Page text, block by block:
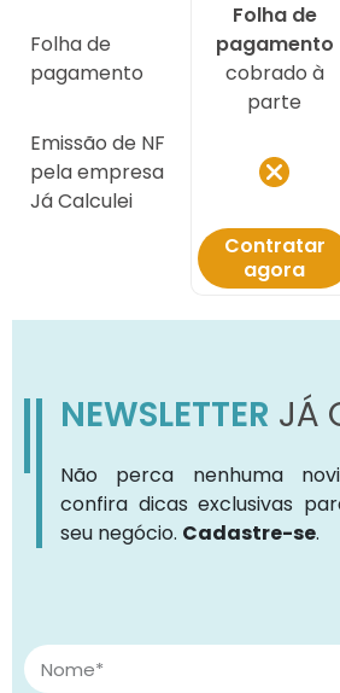
Folha de
pagamento
Folha de
pagamento
cobrado à
parte
Emissão de NF
pela empresa
Já Calculei
Contratar
agora
NEWSLETTER JÁ
Não perca nenhuma
confira dicas exclusivas
seu negócio. Cadastre-se.